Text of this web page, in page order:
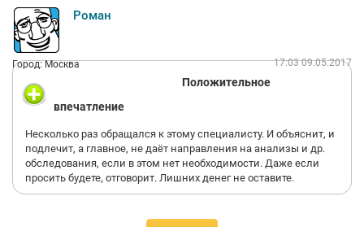
Роман
Город: Москва 17:03 09.05.2017
Положительное
впечатление
Несколько раз обращался к этому специалисту. И объяснит, и
подлечит, а главное, не даёт направления на анализы и др.
обследования, если в этом нет необходимости. Даже если
просить будете, отговорит. Лишних денег не оставите.